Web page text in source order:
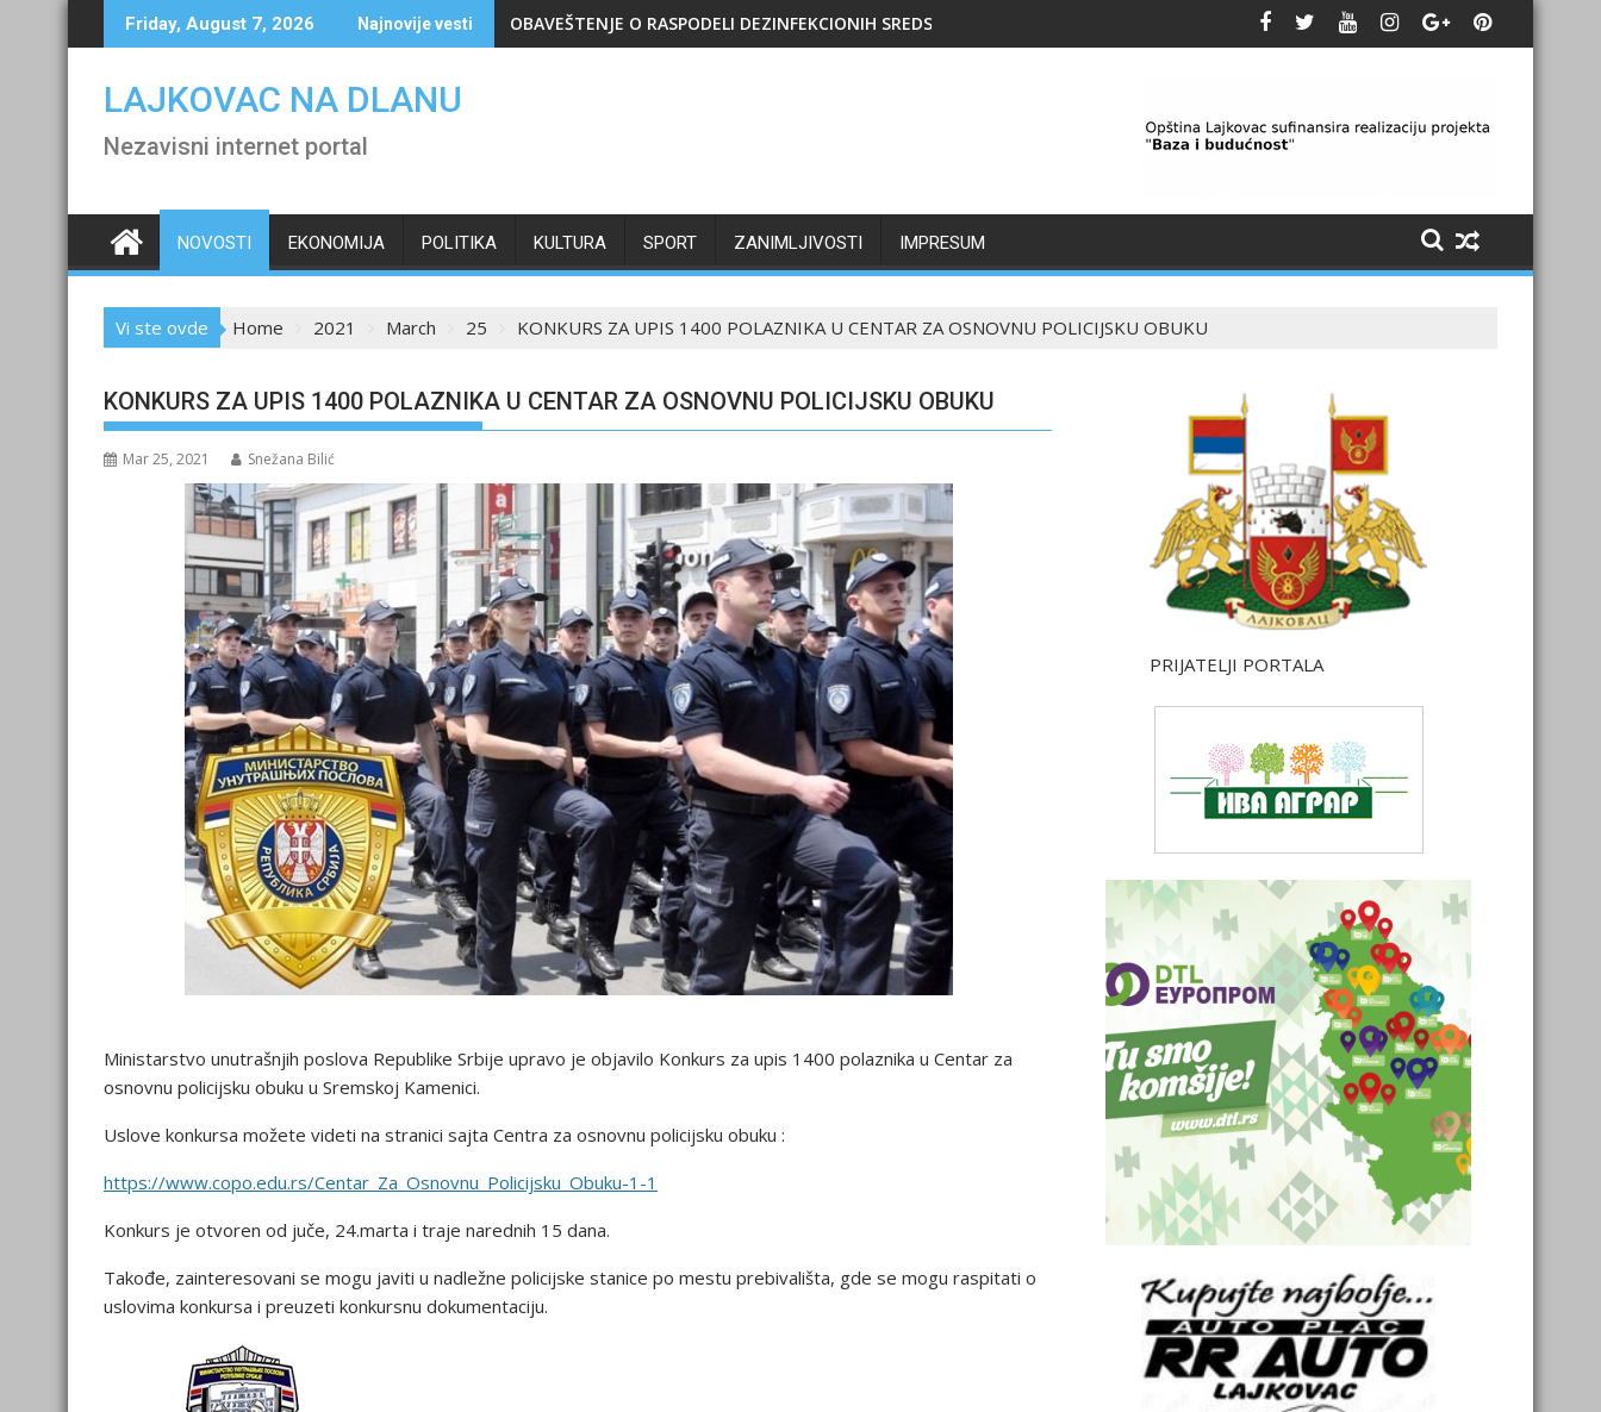
to
Friday, August 7, 2026 Najnovije vesti OBAVEŠTENJE O RASPODELI DEZINFEKCIONIH SREDSTAVA
LAJKOVAC NA DLANU
Nezavisni internet portal
NOVOSTI EKONOMIJA POLITIKA KULTURA SPORT ZANIMLJIVOSTI IMPRESUM
Vi ste ovde Home 2021 March 25 KONKURS ZA UPIS 1400 POLAZNIKA U CENTAR ZA OSNOVNU POLICIJSKU OBUKU
KONKURS ZA UPIS 1400 POLAZNIKA U CENTAR ZA OSNOVNU POLICIJSKU OBUKU
Mar 25, 2021 Snežana Bilić
Ministarstvo unutrašnjih poslova Republike Srbije upravo je objavilo Konkurs za upis 1400 polaznika u Centar za
osnovnu policijsku obuku u Sremskoj Kamenici.
Uslove konkursa možete videti na stranici sajta Centra za osnovnu policijsku obuku :
https://www.copo.edu.rs/Centar_Za_Osnovnu_Policijsku_Obuku-1-1
Konkurs je otvoren od juče, 24.marta i traje narednih 15 dana.
Takođe, zainteresovani se mogu javiti u nadležne policijske stanice po mestu prebivališta, gde se mogu raspitati o
uslovima konkursa i preuzeti konkursnu dokumentaciju.
PRIJATELJI PORTALA